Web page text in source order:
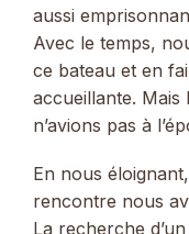
aussi
Avec le temps,
ce bateau et en
accueillante. Mais
n’avions pas à
En nous
rencontre nous
La recherche